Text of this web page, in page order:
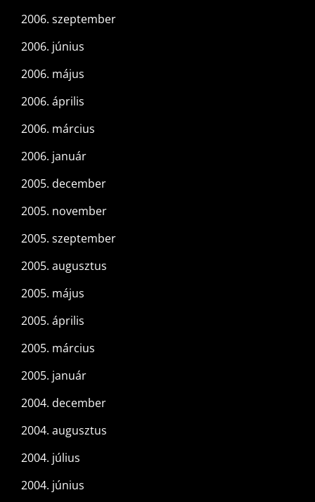
2006. szeptember
2006. június
2006. május
2006. április
2006. március
2006. január
2005. december
2005. november
2005. szeptember
2005. augusztus
2005. május
2005. április
2005. március
2005. január
2004. december
2004. augusztus
2004. július
2004. június